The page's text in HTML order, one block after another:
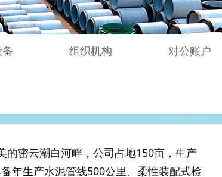
组织机构 对公账户
的密云潮白河畔，公司占地150亩，生产
年生产水泥管线500公里、柔性装配式检